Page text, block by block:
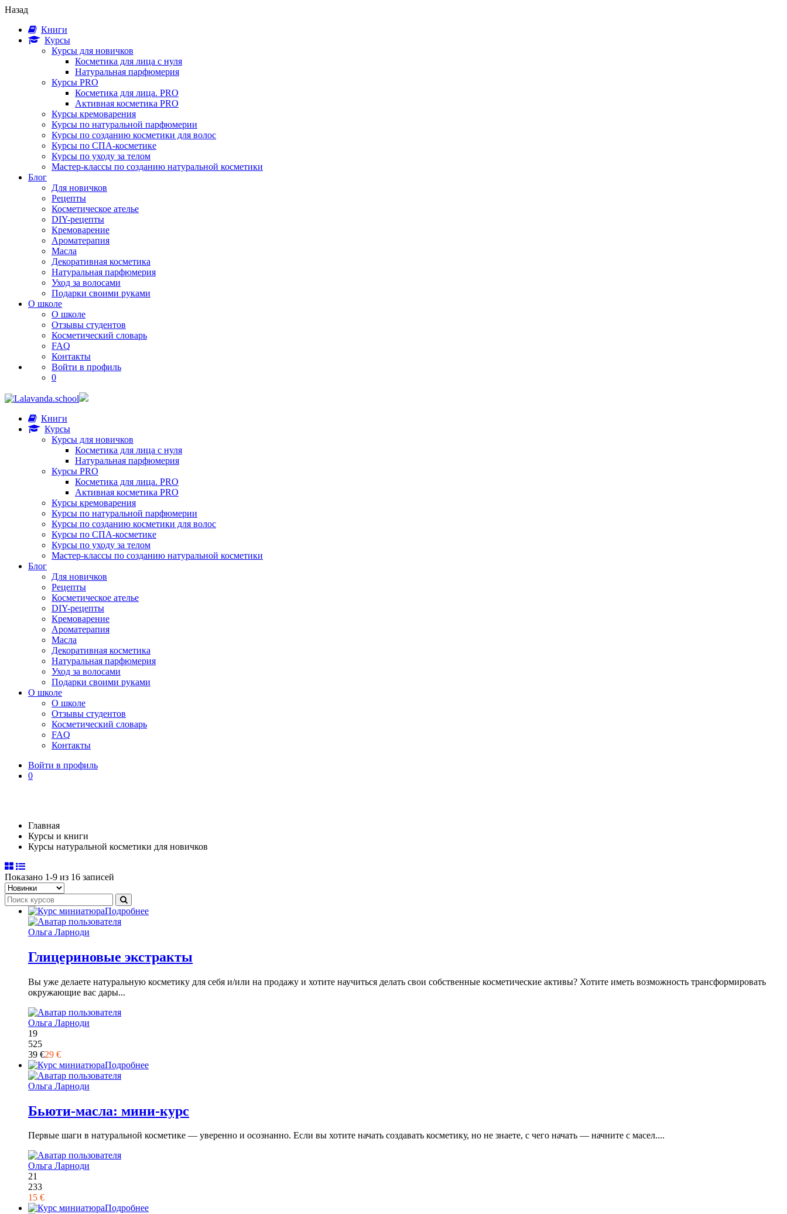
Назад
Книги
Курсы
Курсы для новичков
Косметика для лица с нуля
Натуральная парфюмерия
Курсы PRO
Косметика для лица. PRO
Активная косметика PRO
Курсы кремоварения
Курсы по натуральной парфюмерии
Курсы по созданию косметики для волос
Курсы по СПА-косметике
Курсы по уходу за телом
Мастер-классы по созданию натуральной косметики
Блог
Для новичков
Рецепты
Косметическое ателье
DIY-рецепты
Кремоварение
Ароматерапия
Масла
Декоративная косметика
Натуральная парфюмерия
Уход за волосами
Подарки своими руками
О школе
О школе
Отзывы студентов
Косметический словарь
FAQ
Контакты
Войти в профиль
0
Книги
Курсы
Курсы для новичков
Косметика для лица с нуля
Натуральная парфюмерия
Курсы PRO
Косметика для лица. PRO
Активная косметика PRO
Курсы кремоварения
Курсы по натуральной парфюмерии
Курсы по созданию косметики для волос
Курсы по СПА-косметике
Курсы по уходу за телом
Мастер-классы по созданию натуральной косметики
Блог
Для новичков
Рецепты
Косметическое ателье
DIY-рецепты
Кремоварение
Ароматерапия
Масла
Декоративная косметика
Натуральная парфюмерия
Уход за волосами
Подарки своими руками
О школе
О школе
Отзывы студентов
Косметический словарь
FAQ
Контакты
Войти в профиль
0
Главная
Курсы и книги
Курсы натуральной косметики для новичков
Показано 1-9 из 16 записей
Подробнее
Ольга Ларноди
Глицериновые экстракты
Вы уже делаете натуральную косметику для себя и/или на продажу и хотите научиться делать свои собственные косметические активы? Хотите иметь возможность трансформировать
окружающие вас дары...
Ольга Ларноди
19
525
39 €29 €
Подробнее
Ольга Ларноди
Бьюти-масла: мини-курс
Первые шаги в натуральной косметике — уверенно и осознанно. Если вы хотите начать создавать косметику, но не знаете, с чего начать — начните с масел....
Ольга Ларноди
21
233
15 €
Подробнее